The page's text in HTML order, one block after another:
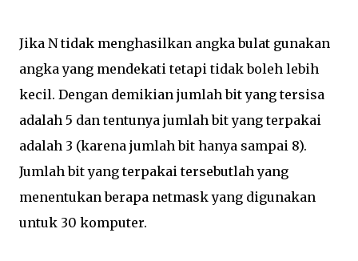
Jika N tidak menghasilkan angka bulat gunakan
angka yang mendekati tetapi tidak boleh lebih
kecil. Dengan demikian jumlah bit yang tersisa
adalah 5 dan tentunya jumlah bit yang terpakai
adalah 3 (karena jumlah bit hanya sampai 8).
Jumlah bit yang terpakai tersebutlah yang
menentukan berapa netmask yang digunakan
untuk 30 komputer.